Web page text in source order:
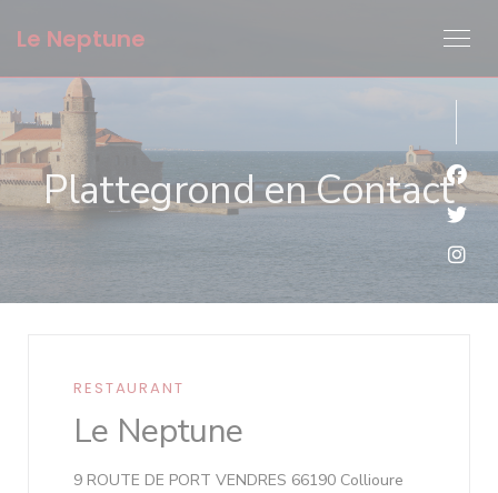
Le Neptune
Plattegrond en Contact
RESTAURANT
Le Neptune
9 ROUTE DE PORT VENDRES 66190 Collioure